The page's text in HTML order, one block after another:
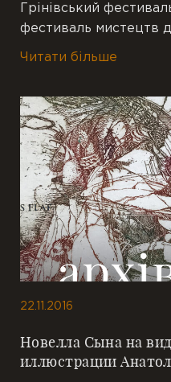
Грінівський
фестиваль мистецтв
Читати більше
22.11.2016
Новелла Сына на
иллюстрации